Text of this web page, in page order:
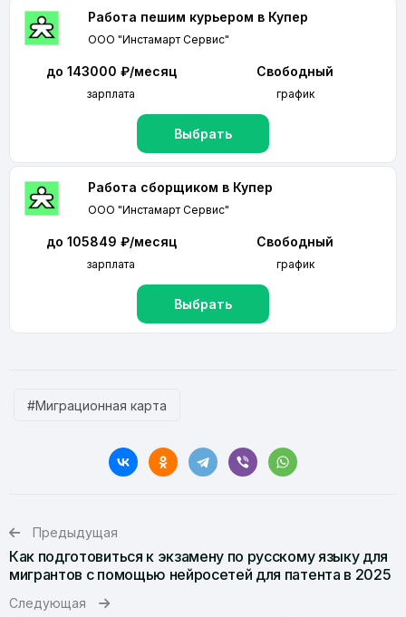
Работа пешим курьером в Купер
ООО "Инстамарт Сервис"
до 143000 ₽/месяц
зарплата
Свободный
график
Выбрать
Работа сборщиком в Купер
ООО "Инстамарт Сервис"
до 105849 ₽/месяц
зарплата
Свободный
график
Выбрать
#Миграционная карта
Предыдущая
Как подготовиться к экзамену по русскому языку для
мигрантов с помощью нейросетей для патента в 2025
Следующая